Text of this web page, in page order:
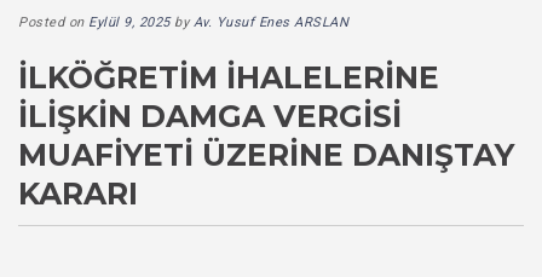
Posted on Eylül 9, 2025byAv. Yusuf Enes ARSLAN
İLKÖĞRETIM İHALELERINE
İLIŞKIN DAMGA VERGISI
MUAFIYETI ÜZERINE DANIŞTAY
KARARI